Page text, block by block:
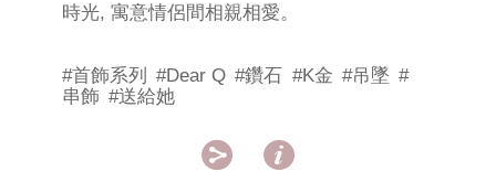
時光, 寓意情侶間相親相愛。
#首飾系列 #Dear Q #鑽石 #K金 #吊墜 #
串飾 #送給她
 